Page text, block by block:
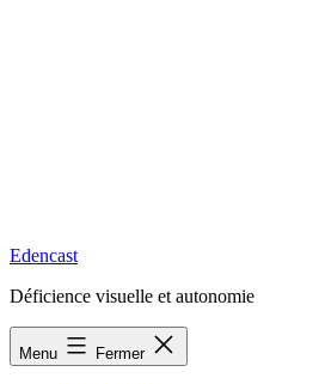
Edencast
Déficience visuelle et autonomie
Menu Fermer